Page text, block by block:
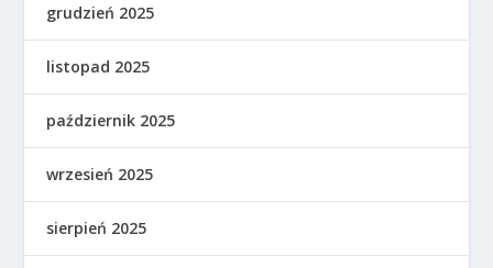
grudzień 2025
listopad 2025
październik 2025
wrzesień 2025
sierpień 2025